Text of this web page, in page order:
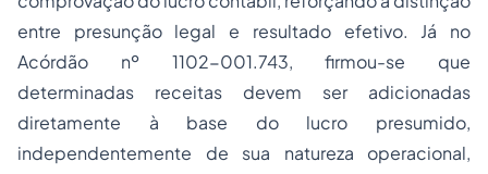
entre presunção legal e resultado efetivo. Já no
Acórdão nº 1102-001.743, firmou-se que
determinadas receitas devem ser adicionadas
diretamente à base do lucro presumido,
independentemente de sua natureza operacional,